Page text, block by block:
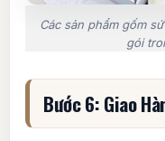
Các sản phẩm gốm
gói
Bước 6: Giao